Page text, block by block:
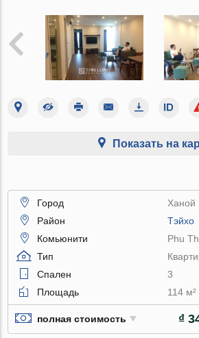
Показать на
Город
Ханой
Район
Тэйхо
Комьюнити
Phu
Тип
Спален
3
Площадь
114 м²
полная стоимость ₫